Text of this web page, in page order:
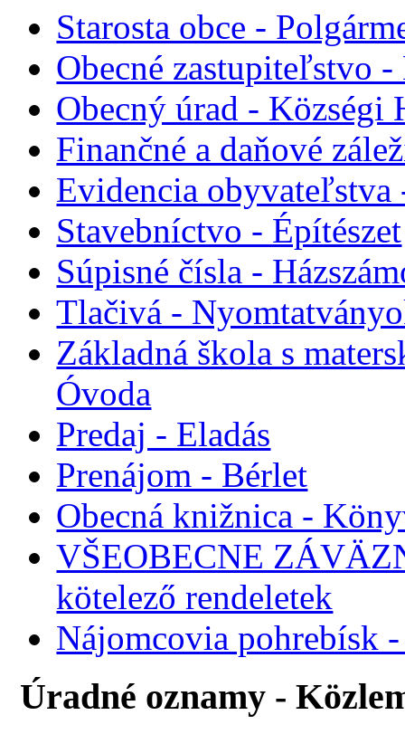
Starosta obce -
Obecné zastupiteľstvo
Obecný úrad - Községi
Finančné a daňové
Evidencia obyvateľstva
Stavebníctvo - Építészet
Súpisné čísla -
Tlačivá -
Základná škola s
Óvoda
Predaj - Eladás
Prenájom - Bérlet
Obecná knižnica -
VŠEOBECNE
kötelező rendeletek
Nájomcovia pohrebísk
Úradné oznamy -